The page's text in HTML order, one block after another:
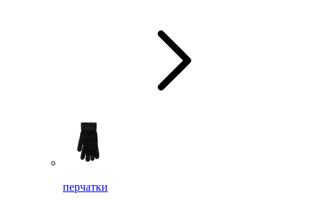
перчатки